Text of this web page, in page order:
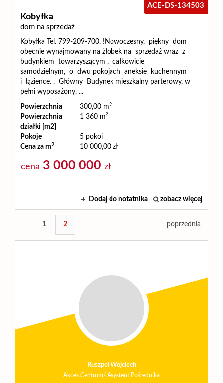
Kobyłka
dom na sprzedaż
ACE-DS-134503
Kobyłka Tel. 799-209-700. !Nowoczesny, piękny dom
obecnie wynajmowany na żłobek na sprzedaż wraz z
budynkiem towarzyszącym , całkowicie
samodzielnym, o dwu pokojach aneksie kuchennym
i łązience. . Główny Budynek mieszkalny parterowy, w
pełni wyposażony. ...
Powierzchnia 300,00 m2
Powierzchnia
działki [m2]
1 360 m²
Pokoje
5 pokoi
Cena za m2 10 000,00 zł
cena 3 000 000 zł
Dodaj do notatnika zobacz więcej
1 2 poprzednia
Ruszpel Wojciech
Akces Centrum/ Asystent Pośrednika